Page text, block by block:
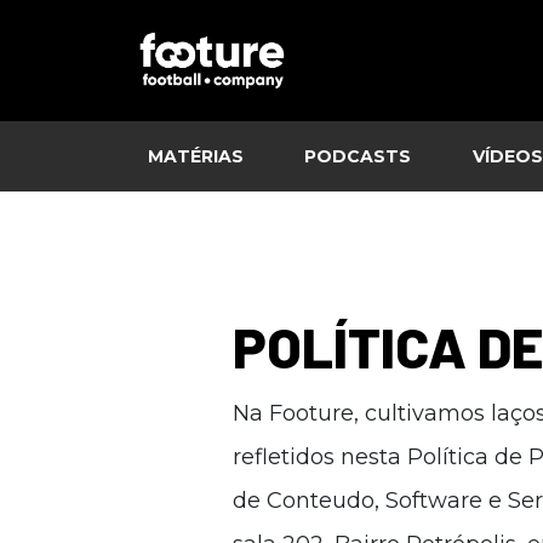
MATÉRIAS PODCASTS VÍDEOS
POLÍTICA
Na Footure, cultivamos
refletidos nesta Política de
de Conteudo, Software e